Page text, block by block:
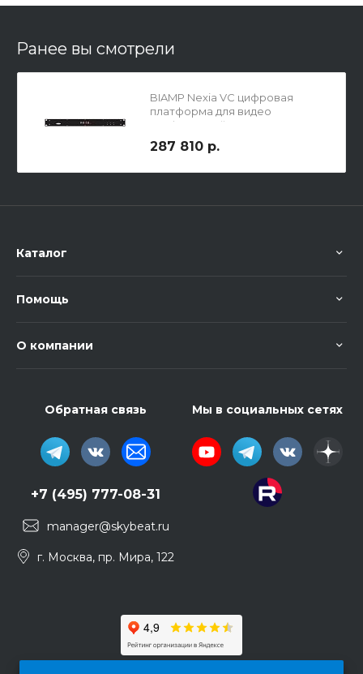
Ранее вы смотрели
BIAMP Nexia VC цифровая
платформа для видео
конференций
287 810 р.
Каталог
Помощь
О компании
Обратная связь
+7 (495) 777-08-31
manager@skybeat.ru
г. Москва, пр. Мира, 122
Мы в социальных сетях